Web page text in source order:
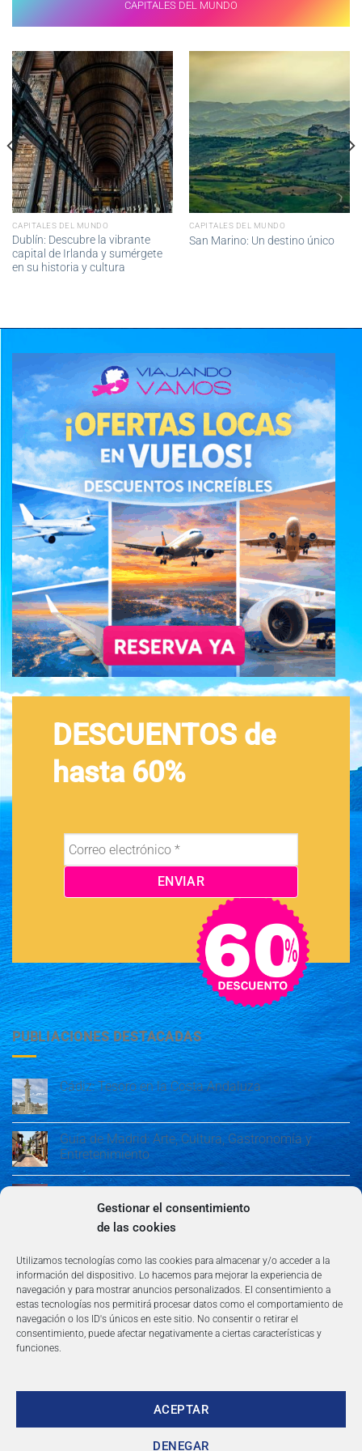
Gestionar el consentimiento
de las cookies
Utilizamos tecnologías como las cookies para almacenar y/o acceder a la
información del dispositivo. Lo hacemos para mejorar la experiencia de
navegación y para mostrar anuncios personalizados. El consentimiento a
estas tecnologías nos permitirá procesar datos como el comportamiento de
navegación o los ID's únicos en este sitio. No consentir o retirar el
consentimiento, puede afectar negativamente a ciertas características y
funciones.
ACEPTAR
DENEGAR
CAPITALES DEL MUNDO
CAPITALES DEL MUNDO
Dublín: Descubre la vibrante
capital de Irlanda y sumérgete
en su historia y cultura
CAPITALES DEL MUNDO
San Marino: Un destino único
DESCUENTOS de
hasta 60%
PUBLIACIONES DESTACADAS
Cádiz: Tesoro en la Costa Andaluza
Guía de Madrid: Arte, Cultura, Gastronomía y
Entretenimiento
Entretenimiento
Copyright 2026 ©360group.es